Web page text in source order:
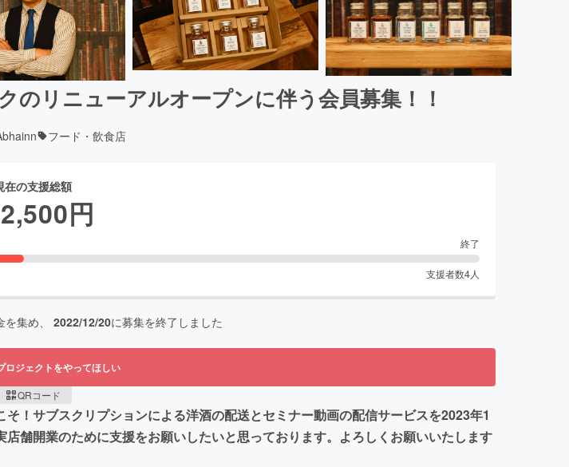
リニューアルオープンに伴う会員募集！！
フード・飲食店
在の支援総額
円
終了
支援者数4人
を集め、 2022/12/20に募集を終了しました
ロジェクトをやってほしい
QRコード
！サブスクリプションによる洋酒の配送とセミナー動画の配信サービスを2023年1
舗開業のために支援をお願いしたいと思っております。よろしくお願いいたします